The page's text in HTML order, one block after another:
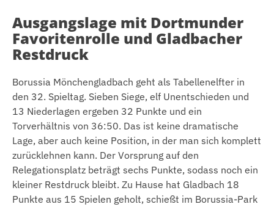
Ausgangslage mit Dortmunder
Favoritenrolle und Gladbacher
Restdruck
Borussia Mönchengladbach geht als Tabellenelfter in
den 32. Spieltag. Sieben Siege, elf Unentschieden und
13 Niederlagen ergeben 32 Punkte und ein
Torverhältnis von 36:50. Das ist keine dramatische
Lage, aber auch keine Position, in der man sich komplett
zurücklehnen kann. Der Vorsprung auf den
Relegationsplatz beträgt sechs Punkte, sodass noch ein
kleiner Restdruck bleibt. Zu Hause hat Gladbach 18
Punkte aus 15 Spielen geholt, schießt im Borussia-Park